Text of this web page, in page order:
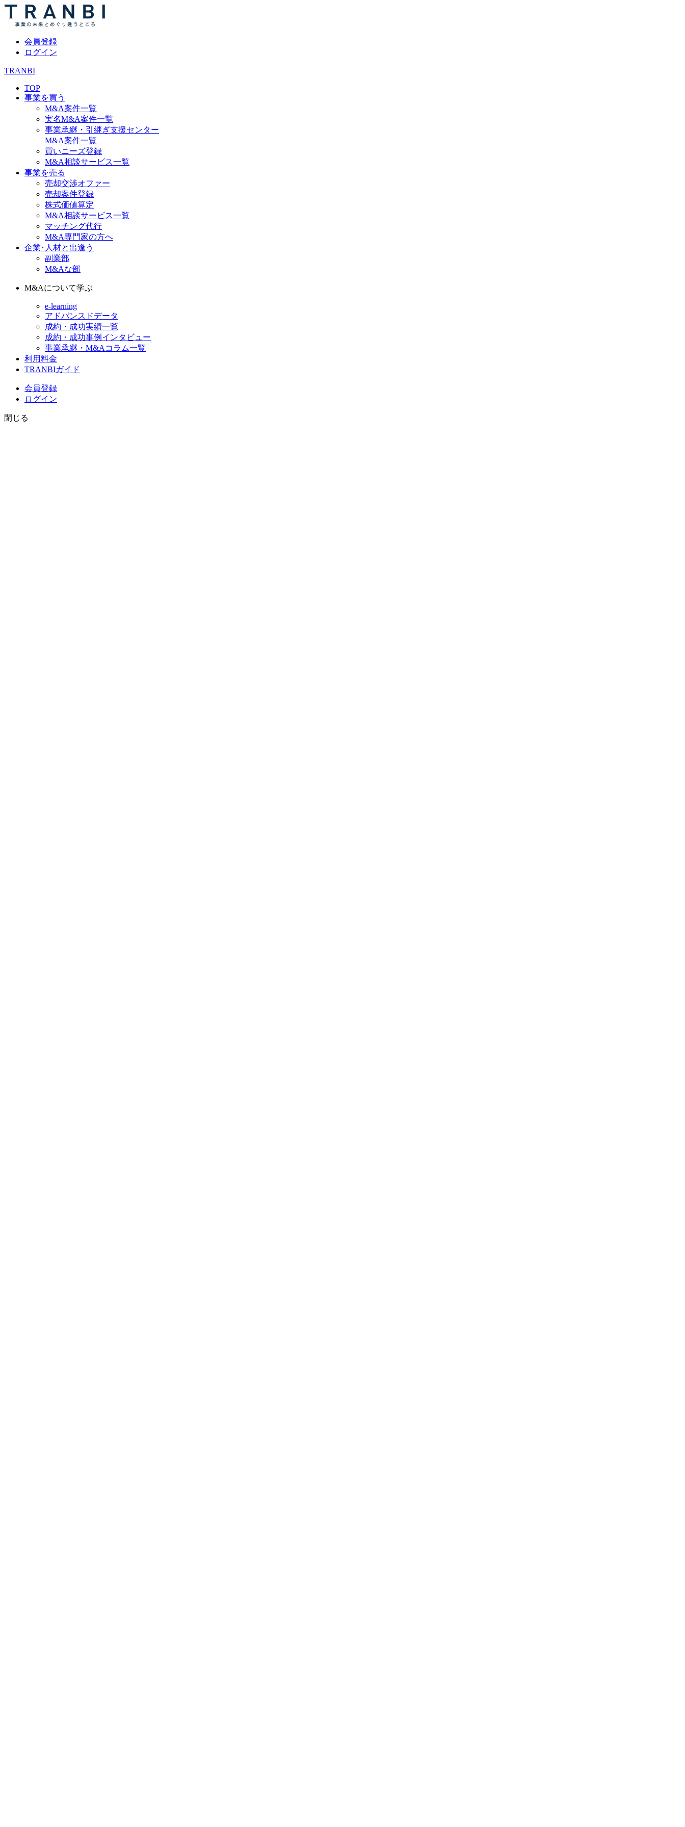
会員登録
ログイン
TRANBI
TOP
事業を買う
M&A案件一覧
実名M&A案件一覧
事業承継・引継ぎ支援センター
M&A案件一覧
買いニーズ登録
M&A相談サービス一覧
事業を売る
売却交渉オファー
売却案件登録
株式価値算定
M&A相談サービス一覧
マッチング代行
M&A専門家の方へ
企業･人材と出逢う
副業部
M&Aな部
M&Aについて学ぶ
e-learning
アドバンスドデータ
成約・成功実績一覧
成約・成功事例インタビュー
事業承継・M&Aコラム一覧
利用料金
TRANBIガイド
会員登録
ログイン
閉じる